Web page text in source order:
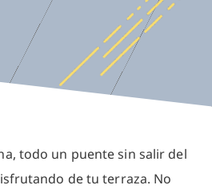
todo un puente sin salir del
de tu terraza. No